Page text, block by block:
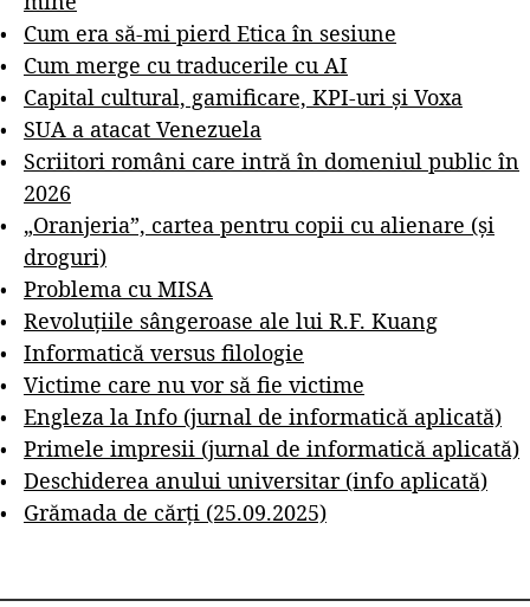
Cum era să-mi pierd Etica în sesiune
Cum merge cu traducerile cu AI
Capital cultural, gamificare, KPI-uri și Voxa
SUA a atacat Venezuela
Scriitori români care intră în domeniul public în
2026
„Oranjeria”, cartea pentru copii cu alienare (și
droguri)
Problema cu MISA
Revoluțiile sângeroase ale lui R.F. Kuang
Informatică versus filologie
Victime care nu vor să fie victime
Engleza la Info (jurnal de informatică aplicată)
Primele impresii (jurnal de informatică aplicată)
Deschiderea anului universitar (info aplicată)
Grămada de cărți (25.09.2025)